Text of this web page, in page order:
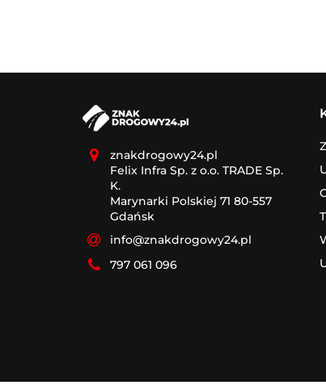
znakdrogowy24.pl
Felix Infra Sp. z o.o. TRADE Sp.
K.
Marynarki Polskiej 71 80-557
Gdańsk
info@znakdrogowy24.pl
797 061 096